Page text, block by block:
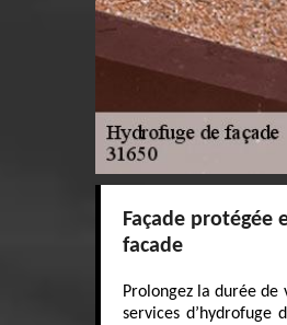
Façade protégée
facade
Prolongez la durée
services d’hydrofuge